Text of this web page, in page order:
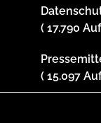
( 17.790
( 15.097